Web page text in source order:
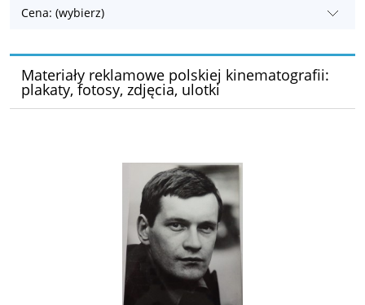
Cena: (wybierz)
Materiały reklamowe polskiej kinematografii:
plakaty, fotosy, zdjęcia, ulotki